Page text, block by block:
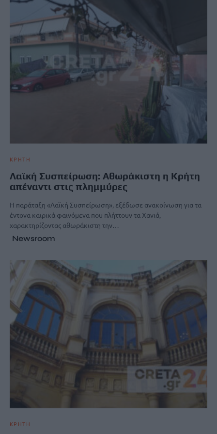
ΚΡΗΤΗ
Λαϊκή Συσπείρωση: Αθωράκιστη η Κρήτη
απέναντι στις πλημμύρες
Η παράταξη «Λαϊκή Συσπείρωση», εξέδωσε ανακοίνωση για τα
έντονα καιρικά φαινόμενα που πλήττουν τα Χανιά,
χαρακτηρίζοντας αθωράκιστη την…
Newsroom
ΚΡΗΤΗ